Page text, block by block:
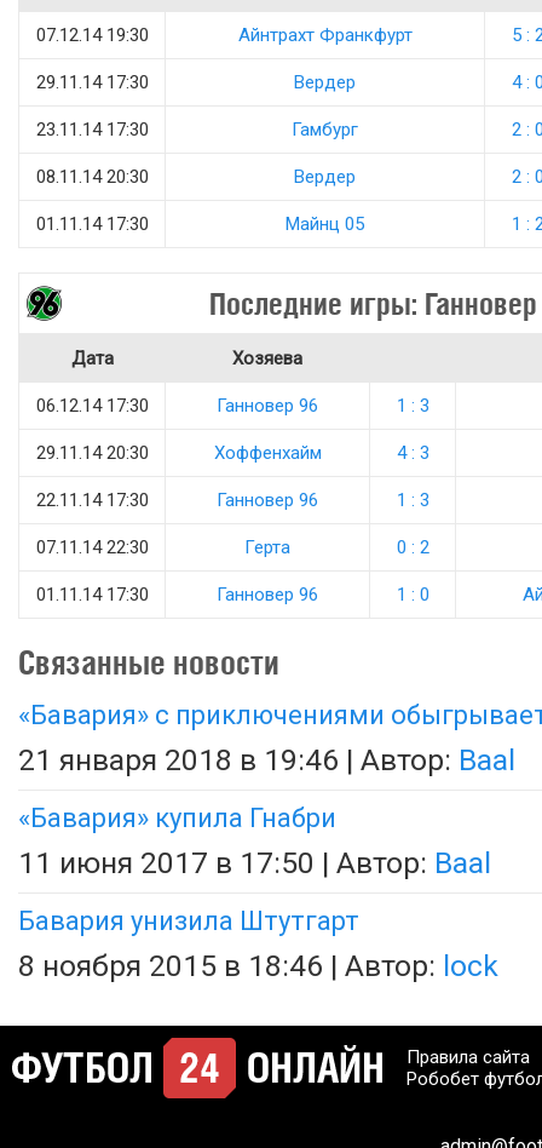
07.12.14 19:30 Айнтрахт Франкфурт 5 :
29.11.14 17:30 Вердер 4 :
23.11.14 17:30 Гамбург 2 :
08.11.14 20:30 Вердер 2 :
01.11.14 17:30 Майнц 05 1 :
Последние игры:
Дата Хозяева
06.12.14 17:30 Ганновер 96 1 : 3
29.11.14 20:30 Хоффенхайм 4 : 3
22.11.14 17:30 Ганновер 96 1 : 3
07.11.14 22:30 Герта 0 : 2
01.11.14 17:30 Ганновер 96 1 : 0
Связанные новости
«Бавария» с приключениями
21 января 2018 в 19:46 | Автор: Baal
«Бавария» купила Гнабри
11 июня 2017 в 17:50 | Автор: Baal
Бавария унизила Штутгарт
8 ноября 2015 в 18:46 | Автор: lock
Правила сайта
Робобет